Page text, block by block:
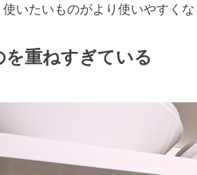
いたいものがより使いやすくな
を重ねすぎている